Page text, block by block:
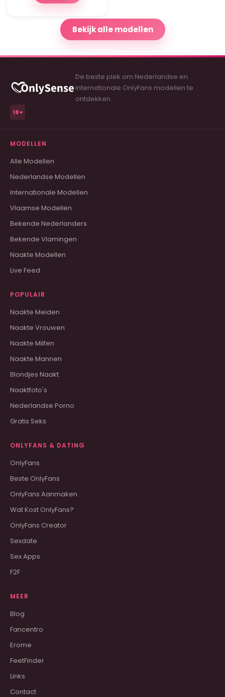
Bekijk alle modellen
De beste plek om Nederlandse en
internationale OnlyFans modellen te
ontdekken.
18+
MODELLEN
Alle Modellen
Nederlandse Modellen
Internationale Modellen
Vlaamse Modellen
Bekende Nederlanders
Bekende Vlamingen
Naakte Modellen
Live Feed
POPULAIR
Naakte Meiden
Naakte Vrouwen
Naakte Milfen
Naakte Mannen
Blondjes Naakt
Naaktfoto's
Nederlandse Porno
Gratis Seks
ONLYFANS & DATING
OnlyFans
Beste OnlyFans
OnlyFans Aanmaken
Wat Kost OnlyFans?
OnlyFans Creator
Sexdate
Sex Apps
F2F
MEER
Blog
Fancentro
Erome
FeetFinder
Links
Contact